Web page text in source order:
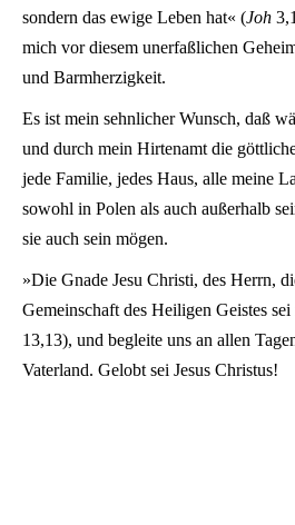
sondern das ewige Leben hat« (Joh
mich vor diesem unerfaßlichen
und Barmherzigkeit.
Es ist mein sehnlicher Wunsch, daß
und durch mein Hirtenamt die
jede Familie, jedes Haus, alle meine
sowohl in Polen als auch außerhalb
sie auch sein mögen.
»Die Gnade Jesu Christi, des Herrn,
Gemeinschaft des Heiligen Geistes
13,13), und begleite uns an allen
Vaterland. Gelobt sei Jesus Christus!